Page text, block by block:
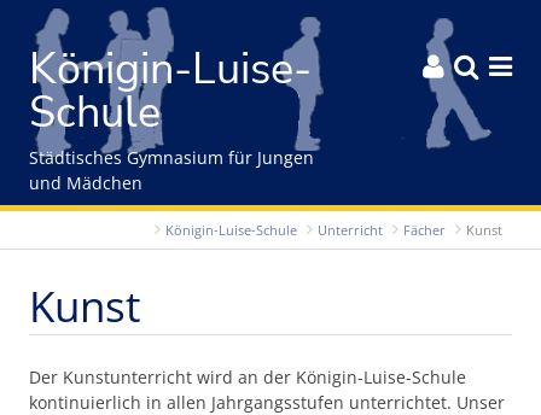
Gleich zum Inhalt der Seite springen
Königin-Luise-
Schule
  
Städtisches Gymnasium für Jungen
und Mädchen
Königin-Luise-Schule Unterricht Fächer Kunst
Kunst
Der Kunstunterricht wird an der Königin-Luise-Schule
kontinuierlich in allen Jahrgangsstufen unterrichtet. Unser